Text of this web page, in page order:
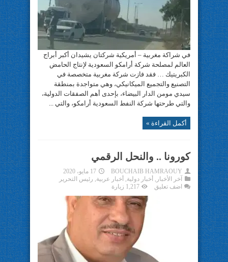
في شراكة مغربية – أمريكية شركتان يشيدان أكبر أبراج
العالم لمصلحة شركة أرامكو السعودية لإنتاج الحامض
الكبريتيك … فقد فازت شركة مغربية متخصصة في
التصنيع والتجميع الميكانيكي، وهي متواجدة بمنطقة
سيدي مومن الدار البيضاء، بإحدى أهم الصفقات الدولية،
والتي طرحتها شركة النفط السعودية أرامكو، والتي ...
أكمل القراءة »
كورونا .. والنحل الرقمي
BOUCHAIB HAMRAOUY
17 مايو، 2020
آخر الأخبار , أخبار دولية, أخبار عربية, رئيس التحرير
اضف تعليق
1,217 زيارة